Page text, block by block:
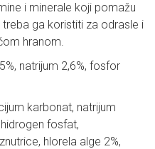
i minerale koji pomažu
ga koristiti za odrasle i
hranom.
natrijum 2,6%, fosfor
karbonat, natrijum
fosfat,
hlorela alge 2%,